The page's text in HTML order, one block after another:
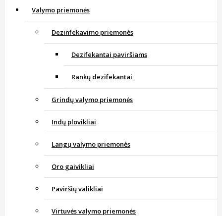
Valymo priemonės
Dezinfekavimo priemonės
Dezifekantai paviršiams
Rankų dezifekantai
Grindų valymo priemonės
Indų plovikliai
Langų valymo priemonės
Oro gaivikliai
Paviršių valikliai
Virtuvės valymo priemonės